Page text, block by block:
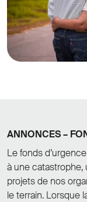
ANNONCES –
Le fonds
à une
projets de nos
le terrain. Lorsque